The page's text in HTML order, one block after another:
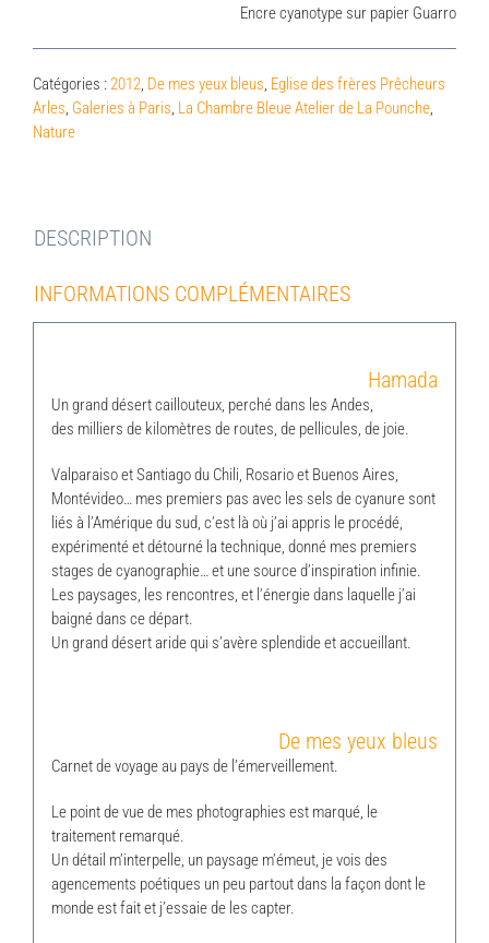
Encre cyanotype sur papier Guarro
Catégories :2012, De mes yeux bleus, Eglise des frères Prêcheurs
Arles, Galeries à Paris, La Chambre Bleue Atelier de La Pounche,
Nature
DESCRIPTION
INFORMATIONS COMPLÉMENTAIRES
Hamada
Un grand désert caillouteux, perché dans les Andes,
des milliers de kilomètres de routes, de pellicules, de joie.
Valparaiso et Santiago du Chili, Rosario et Buenos Aires,
Montévideo… mes premiers pas avec les sels de cyanure sont
liés à l’Amérique du sud, c’est là où j’ai appris le procédé,
expérimenté et détourné la technique, donné mes premiers
stages de cyanographie… et une source d’inspiration infinie.
Les paysages, les rencontres, et l’énergie dans laquelle j’ai
baigné dans ce départ.
Un grand désert aride qui s’avère splendide et accueillant.
De mes yeux bleus
Carnet de voyage au pays de l’émerveillement.
Le point de vue de mes photographies est marqué, le
traitement remarqué.
Un détail m’interpelle, un paysage m’émeut, je vois des
agencements poétiques un peu partout dans la façon dont le
monde est fait et j’essaie de les capter.